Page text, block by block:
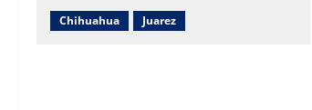
Chihuahua Juarez